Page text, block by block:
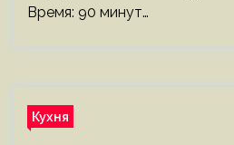
Время: 90 минут…
Кухня